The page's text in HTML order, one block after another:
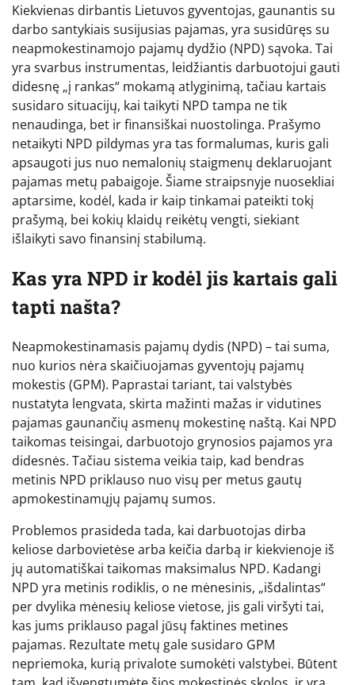
Kiekvienas dirbantis Lietuvos gyventojas, gaunantis su
darbo santykiais susijusias pajamas, yra susidūręs su
neapmokestinamojo pajamų dydžio (NPD) sąvoka. Tai
yra svarbus instrumentas, leidžiantis darbuotojui gauti
didesnę „į rankas“ mokamą atlyginimą, tačiau kartais
susidaro situacijų, kai taikyti NPD tampa ne tik
nenaudinga, bet ir finansiškai nuostolinga. Prašymo
netaikyti NPD pildymas yra tas formalumas, kuris gali
apsaugoti jus nuo nemalonių staigmenų deklaruojant
pajamas metų pabaigoje. Šiame straipsnyje nuosekliai
aptarsime, kodėl, kada ir kaip tinkamai pateikti tokį
prašymą, bei kokių klaidų reikėtų vengti, siekiant
išlaikyti savo finansinį stabilumą.
Kas yra NPD ir kodėl jis kartais gali
tapti našta?
Neapmokestinamasis pajamų dydis (NPD) – tai suma,
nuo kurios nėra skaičiuojamas gyventojų pajamų
mokestis (GPM). Paprastai tariant, tai valstybės
nustatyta lengvata, skirta mažinti mažas ir vidutines
pajamas gaunančių asmenų mokestinę naštą. Kai NPD
taikomas teisingai, darbuotojo grynosios pajamos yra
didesnės. Tačiau sistema veikia taip, kad bendras
metinis NPD priklauso nuo visų per metus gautų
apmokestinamųjų pajamų sumos.
Problemos prasideda tada, kai darbuotojas dirba
keliose darbovietėse arba keičia darbą ir kiekvienoje iš
jų automatiškai taikomas maksimalus NPD. Kadangi
NPD yra metinis rodiklis, o ne mėnesinis, „išdalintas“
per dvylika mėnesių keliose vietose, jis gali viršyti tai,
kas jums priklauso pagal jūsų faktines metines
pajamas. Rezultate metų gale susidaro GPM
nepriemoka, kurią privalote sumokėti valstybei. Būtent